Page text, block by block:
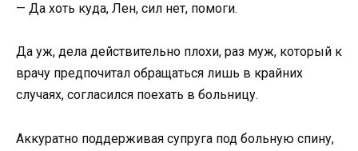
— Да хоть куда, Лен, сил нет, помоги.
Да уж, дела действительно плохи, раз муж, который к
врачу предпочитал обращаться лишь в крайних
случаях, согласился поехать в больницу.
Аккуратно поддерживая супруга под больную спину,